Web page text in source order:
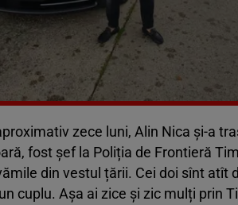
zece luni, Alin Nica și-a
fost șef la Poliția de Frontieră
din vestul țării. Cei doi sînt atît
cuplu. Așa ai zice și zic mulți prin